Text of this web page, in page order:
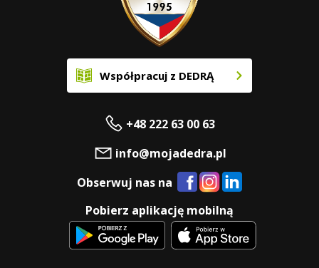
Współpracuj z DEDRĄ
+48 222 63 00 63
info@mojadedra.pl
Obserwuj nas na
Pobierz aplikację mobilną